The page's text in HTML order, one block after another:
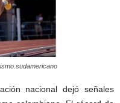
nacional dejó señales